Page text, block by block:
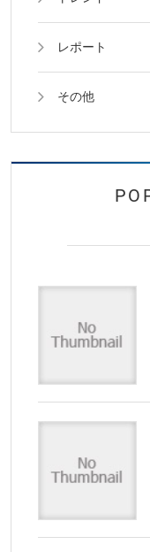
レポート
その他